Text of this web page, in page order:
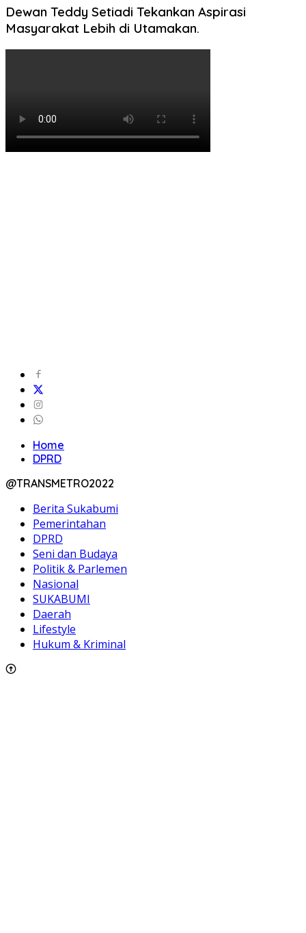
Dewan Teddy Setiadi Tekankan Aspirasi
Masyarakat Lebih di Utamakan.
Home
DPRD
@TRANSMETRO2022
Berita Sukabumi
Pemerintahan
DPRD
Seni dan Budaya
Politik & Parlemen
Nasional
SUKABUMI
Daerah
Lifestyle
Hukum & Kriminal